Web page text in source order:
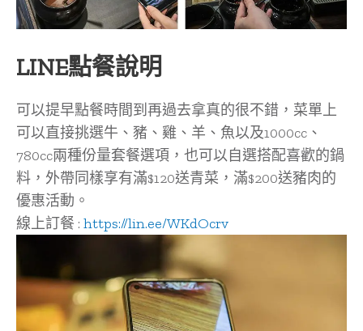
LINE點餐說明
可以提早點餐時間到再過去拿真的很不錯，菜單上
可以直接挑選牛、豬、雞、羊、魚以及1000cc、
780cc兩種份量套餐選項，也可以自選搭配喜歡的鍋
料，外帶同樣享有滿$120送青菜，滿$200送豬肉的
優惠活動。
線上訂餐 : https://lin.ee/WKdOcrv